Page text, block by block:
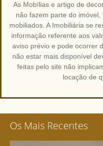
As Mobílias e artigo de
não fazem parte do
mobiliados. A Imobiliária se
informação referente aos
aviso prévio e pode ocorrer
não estar mais disponível
feitas pelo site não
locação de
Os Mais Recentes